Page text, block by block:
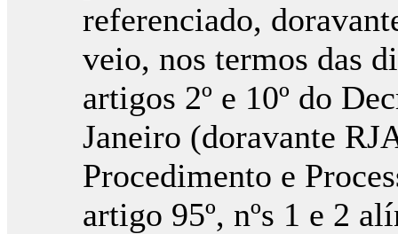
referenciado,
veio, nos termos das
artigos 2º e 10º do
Janeiro (doravante
Procedimento e
artigo 95º, nºs 1 e 2